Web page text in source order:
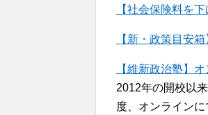
【社会保険料を
【新・政策目安
【維新政治塾】
2012年の開校以
度、オンライン